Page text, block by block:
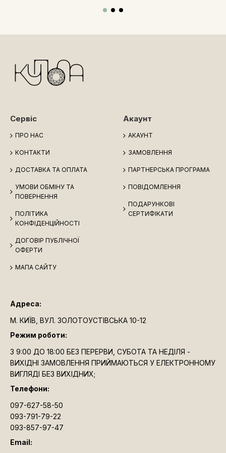
Сервіс
ПРО НАС
КОНТАКТИ
ДОСТАВКА ТА ОПЛАТА
УМОВИ ОБМІНУ ТА
ПОВЕРНЕННЯ
ПОЛІТИКА
КОНФІДЕНЦІЙНОСТІ
ДОГОВІР ПУБЛІЧНОЇ
ОФЕРТИ
МАПА САЙТУ
Акаунт
АКАУНТ
ЗАМОВЛЕННЯ
ПАРТНЕРСЬКА ПРОГРАМА
ПОВІДОМЛЕННЯ
ПОДАРУНКОВІ
СЕРТИФІКАТИ
Адреса:
М. КИЇВ, ВУЛ. ЗОЛОТОУСТІВСЬКА 10-12
Режим роботи:
З 9:00 ДО 18:00 БЕЗ ПЕРЕРВИ, СУБОТА ТА НЕДІЛЯ -
ВИХІДНІ ЗАМОВЛЕННЯ ПРИЙМАЮТЬСЯ У ЕЛЕКТРОННОМУ
ВИГЛЯДІ БЕЗ ВИХІДНИХ;
Телефони:
097-627-58-50
093-791-79-22
093-857-97-47
Email: